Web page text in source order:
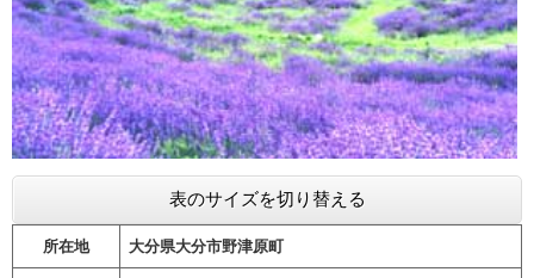
表のサイズを切り替える
所在地 大分県大分市野津原町